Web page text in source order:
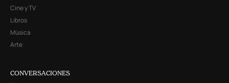
Cine y TV
Libros
Música
Arte
CONVERSACIONES